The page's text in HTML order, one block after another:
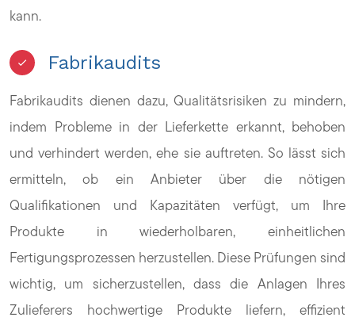
kann.
Fabrikaudits
Fabrikaudits dienen dazu, Qualitätsrisiken zu mindern,
indem Probleme in der Lieferkette erkannt, behoben
und verhindert werden, ehe sie auftreten. So lässt sich
ermitteln, ob ein Anbieter über die nötigen
Qualifikationen und Kapazitäten verfügt, um Ihre
Produkte in wiederholbaren, einheitlichen
Fertigungsprozessen herzustellen. Diese Prüfungen sind
wichtig, um sicherzustellen, dass die Anlagen Ihres
Zulieferers hochwertige Produkte liefern, effizient